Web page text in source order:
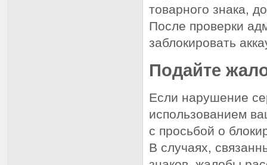
товарного знака,
После проверки
заблокировать
Подайте
Если нарушение
использованием
с просьбой о
В случаях,